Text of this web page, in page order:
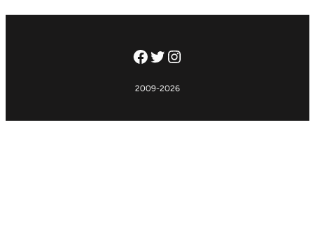
Facebook
Twitter
Instagram
2009-2026